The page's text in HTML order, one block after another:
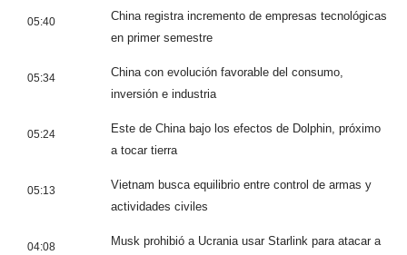
05:40
China registra incremento de empresas tecnológicas
en primer semestre
05:34
China con evolución favorable del consumo,
inversión e industria
05:24
Este de China bajo los efectos de Dolphin, próximo
a tocar tierra
05:13
Vietnam busca equilibrio entre control de armas y
actividades civiles
04:08
Musk prohibió a Ucrania usar Starlink para atacar a